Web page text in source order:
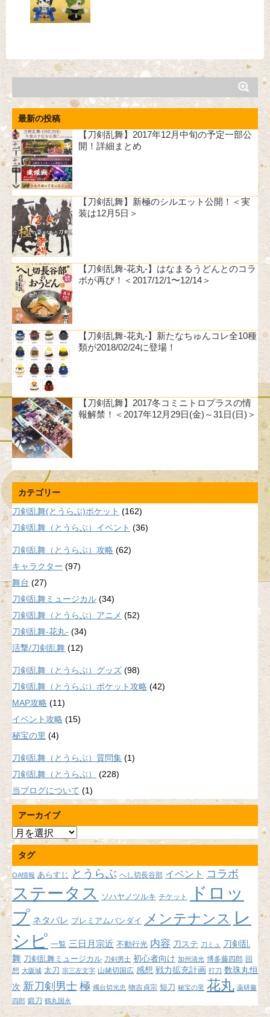
最新の投稿
【刀剣乱舞】2017年12月中旬の予定一部公
開！詳細まとめ
【刀剣乱舞】新極のシルエット公開！＜実
装は12月5日＞
【刀剣乱舞-花丸-】はなまるうどんとのコラ
ボが再び！＜2017/12/1〜12/14＞
【刀剣乱舞-花丸-】新たなちゅんコレ全10種
類が2018/02/24に登場！
【刀剣乱舞】2017冬コミニトロプラスの情
報解禁！＜2017年12月29日(金)～31日(日)＞
カテゴリー
刀剣乱舞(とうらぶ)ポケット (162)
刀剣乱舞（とうらぶ）イベント (36)
刀剣乱舞（とうらぶ）攻略 (62)
キャラクター (97)
舞台 (27)
刀剣乱舞ミュージカル (34)
刀剣乱舞（とうらぶ）アニメ (52)
刀剣乱舞-花丸- (34)
活撃/刀剣乱舞 (12)
刀剣乱舞（とうらぶ）グッズ (98)
刀剣乱舞（とうらぶ）ポケット攻略 (42)
MAP攻略 (11)
イベント攻略 (15)
秘宝の里 (4)
刀剣乱舞（とうらぶ）質問集 (1)
刀剣乱舞（とうらぶ）
(228)
当ブログについて (1)
アーカイブ
ア
ー
カ
イ
ブ
タグ
OA情報 あらすじ とうらぶ へし切長谷部 イベント コラボ
ステータス ソハヤノツルキ チケット
ドロッ
プ ネタバレ プレミアムバンダイ メンテナンス レ
シピ 一覧 三日月宗近 不動行光 内容 刀ステ 刀ミュ
刀剣乱
舞 刀剣乱舞ミュージカル 刀剣男士 初心者向け 加州清光 博多藤四郎 回
想 大阪城 太刀 宗三左文字 山姥切国広 感想 戦力拡充計画 打刀 数珠丸恒
次 新刀剣男士 極 燭台切光忠 物吉貞宗 短刀 秘宝の里 花丸 薬研藤
四郎 鍛刀 鶴丸国永